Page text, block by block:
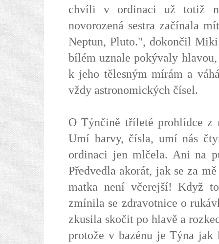
chvíli v ordinaci už totiž
novorozená sestra začínala
Neptun, Pluto.", dokončil
bílém uznale pokývaly
k jeho tělesným mírám a
vždy astronomických čísel.
O Týnčině tříleté prohlídce z
Umí barvy, čísla, umí nás
ordinaci jen mlčela. Ani na
Předvedla akorát, jak se za
matka není včerejší! Když
zmínila se zdravotnice o
zkusila skočit po hlavě a
protože v bazénu je Týna